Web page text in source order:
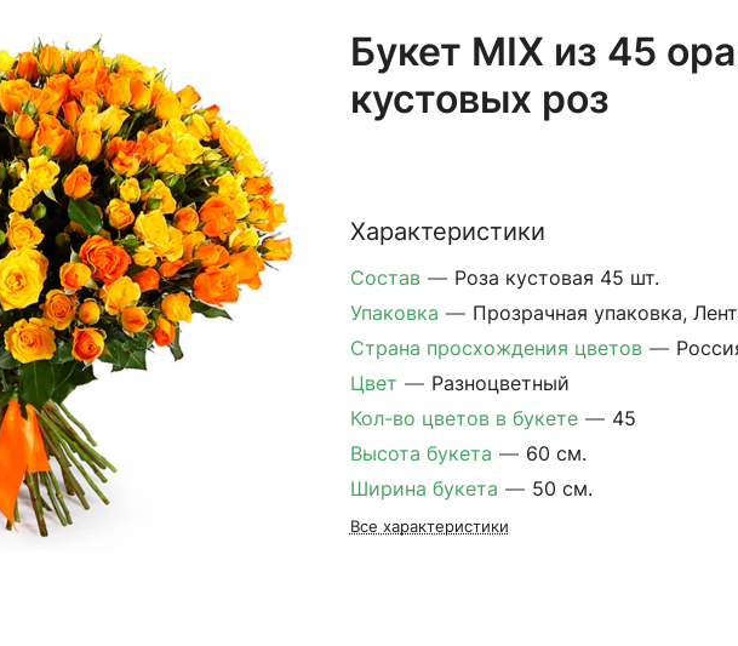
Букет MIX из 45
кустовых роз
Характеристики
Состав — Роза кустовая 45 шт.
Упаковка — Прозрачная упаковка,
Страна просхождения цветов —
Цвет — Разноцветный
Кол-во цветов в букете — 45
Высота букета — 60 см.
Ширина букета — 50 см.
Все характеристики